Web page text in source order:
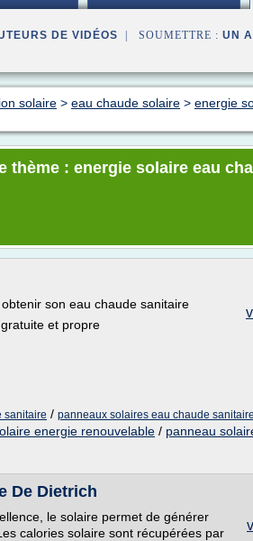
DE VIDÉOS | SOUMETTRE : UN
solaire > eau chaude solaire > energie
thème : energie solaire eau
son eau chaude sanitaire
et propre
sanitaire / panneaux solaires eau chaude sanitaire
energie renouvelable / panneau
De Dietrich
le solaire permet de générer
calories solaire sont récupérées par